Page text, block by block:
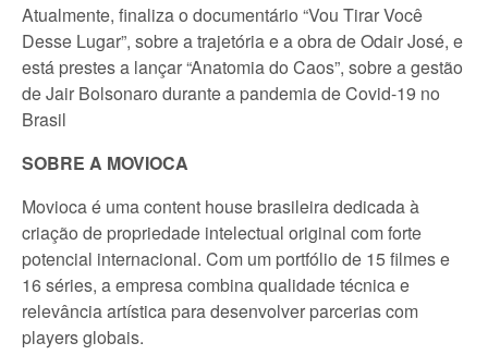
Atualmente, finaliza o documentário “Vou Tirar Você
Desse Lugar”, sobre a trajetória e a obra de Odair José, e
está prestes a lançar “Anatomia do Caos”, sobre a gestão
de Jair Bolsonaro durante a pandemia de Covid-19 no
Brasil
SOBRE A MOVIOCA
Movioca é uma content house brasileira dedicada à
criação de propriedade intelectual original com forte
potencial internacional. Com um portfólio de 15 filmes e
16 séries, a empresa combina qualidade técnica e
relevância artística para desenvolver parcerias com
players globais.